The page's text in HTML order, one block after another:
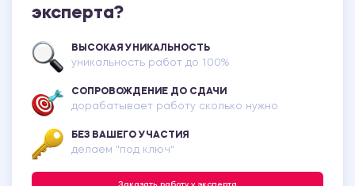
эксперта?
ВЫСОКАЯ УНИКАЛЬНОСТЬ
уникальность работ до 100%
СОПРОВОЖДЕНИЕ ДО СДАЧИ
дорабатывает работу сколько нужно
БЕЗ ВАШЕГО УЧАСТИЯ
делаем "под ключ"